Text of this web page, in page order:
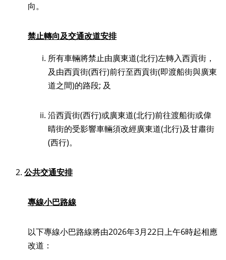
向。
禁止轉向及交通改道安排
所有車輛將禁止由廣東道(北行)左轉入西貢街，
及由西貢街(西行)前行至西貢街(即渡船街與廣東
道之間)的路段; 及
沿西貢街(西行)或廣東道(北行)前往渡船街或偉
晴街的受影響車輛須改經廣東道(北行)及甘肅街
(西行)。
2. 公共交通安排
專線小巴路線
以下專線小巴路線將由2026年3月22日上午6時起相應
改道：